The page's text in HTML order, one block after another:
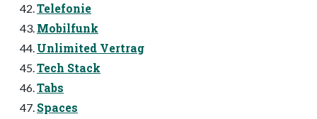
Telefonie
Mobilfunk
Unlimited Vertrag
Tech Stack
Tabs
Spaces